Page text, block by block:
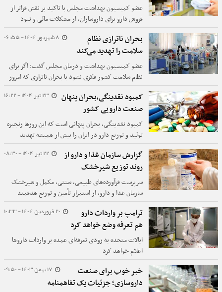
عضو کمیسیون بهداشت مجلس با تاکید بر نقش فراتر از
فروش دارو برای داروسازان، از مشکلات مالی و نبود
تعریف روشن جایگاه داروخانه‌ها در چرخه درمان انتقاد
کرد و خواستار حمایت ساختاری و تغییر نگاه حاکمیتی
شد.
8 شهریور 1404 - 06:55
بحران ناترازی نظام
سلامت را تهدید می‌کند
عضو کمیسیون بهداشت و درمان مجلس گفت: اگر برای
نظام سلامت کشور فکری نشود با بحران ناترازی که امروز
در بخش انرژی به آن دچار هستیم، مواجه خواهیم شد.
23 تیر 1404 - 16:22
کمبود نقدینگی،بحران پنهان
صنعت دارویی کشور
کمبود نقدینگی، بحران پنهانی است که این روزها زنجیره
تولید و توزیع دارو در ایران را بیش از همیشه تهدید
می‌کند. به باور فعالان صنعت دارو، محدودیت منابع مالی
موجب ایجاد اختلال در فرآیندهای حیاتی این صنعت
راهبردی شده و تبعات آن به سرعت به سطح تامین دارو
برای بیماران سرریز می‌شود.
22 تیر 1404 - 08:30
گزارش سازمان غذا و دارو از
روند توزیع شیرخشک
سرپرست فرآورده‌های طبیعی، سنتی، مکمل و شیرخشک
سازمان غذا و دارو، از استمرار تأمین و توزیع هدفمند
شیرخشک با اولویت نوزادان خبر داد.
20 فروردین 1404 - 10:33
ترامپ بر واردات دارو
هم تعرفه وضع خواهد کرد
ایالات متحده به زودی تعرفه‌ای عمده بر واردات داروها
اعلام خواهد کرد
17 بهمن 1403 - 09:50
خبر خوب برای صنعت
داروسازی؛ جزئیات یک تفاهمنامه